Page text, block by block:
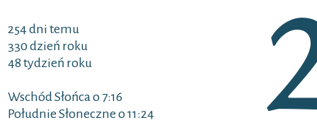
254 dni temu
330 dzień roku
48 tydzień roku
Wschód Słońca o 7:16
Południe Słoneczne o 11:24